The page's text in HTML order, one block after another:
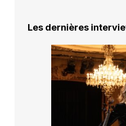
Les dernières